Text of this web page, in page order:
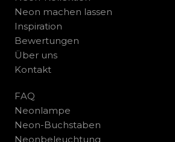
Neon machen lassen
Inspiration
Bewertungen
Über uns
Kontakt
FAQ
Neonlampe
Neon-Buchstaben
Neonbeleuchtung